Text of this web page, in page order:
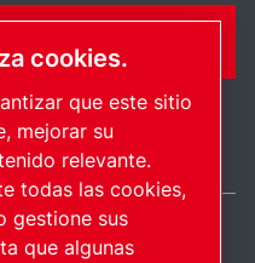
/ ES
cookies.
que este sitio
mejorar su
relevante.
todas las cookies,
gestione sus
que algunas